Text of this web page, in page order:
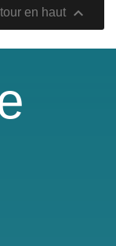
en haut 